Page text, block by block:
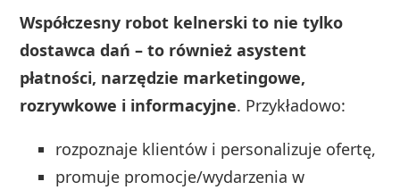
Współczesny robot kelnerski to nie tylko
dostawca dań – to również asystent
płatności, narzędzie marketingowe,
rozrywkowe i informacyjne. Przykładowo:
rozpoznaje klientów i personalizuje ofertę,
promuje promocje/wydarzenia w